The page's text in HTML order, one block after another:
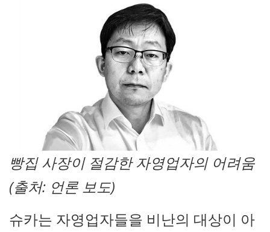
빵집 사장이 절감한 자영업자의 어려움
(출처: 언론 보도)
슈카는 자영업자들을 비난의 대상이 아